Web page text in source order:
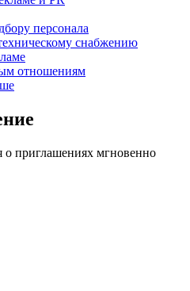
персонала
снабжению
отношениям
о приглашениях мгновенно